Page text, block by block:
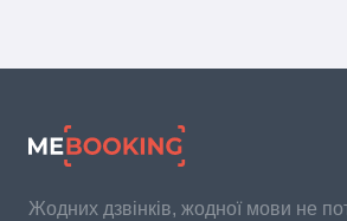
Жодних дзвінків, жодної мови не